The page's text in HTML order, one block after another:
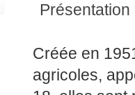
Créée en
agricoles,